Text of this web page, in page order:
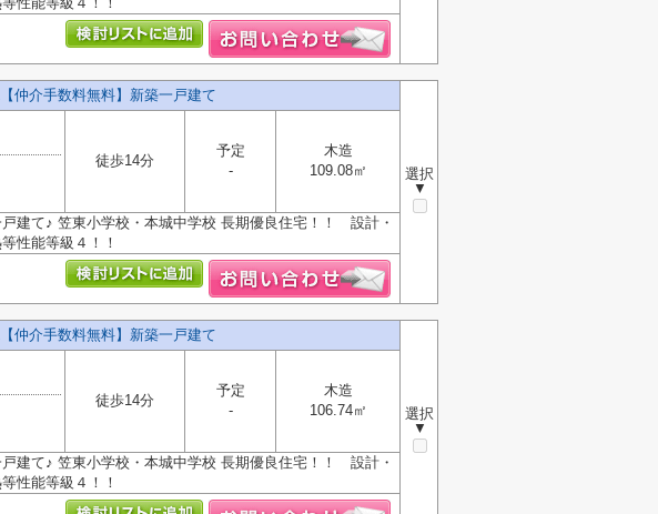
仲介手数料無料】新築一戸建て
選択
▼
徒歩14分
予定
-
木造
109.08㎡
て♪ 笠東小学校・本城中学校 長期優良住宅！！ 設計・
性能等級４！！
仲介手数料無料】新築一戸建て
選択
▼
徒歩14分
予定
-
木造
106.74㎡
て♪ 笠東小学校・本城中学校 長期優良住宅！！ 設計・
性能等級４！！